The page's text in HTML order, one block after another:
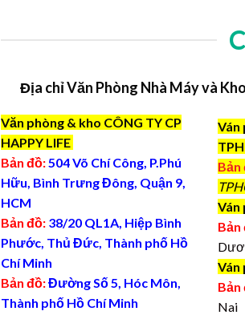
Địa chỉ Văn Phòng Nhà Máy và Kho
Văn phòng & kho CÔNG TY CP
HAPPY LIFE
Bản đồ:504 Võ Chí Công, P.Phú
Hữu, Bình Trưng Đông, Quận 9,
HCM
Bản đồ: 38/20 QL1A, Hiệp Bình
Phước, Thủ Đức, Thành phố Hồ
Chí Minh
Bản đồ:Đường Số 5, Hóc Môn,
Thành phố Hồ Chí Minh
Ván
Bản
Ván
Bản
Ván
Bản
Nai